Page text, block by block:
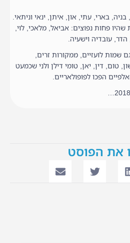
בארי, עתי, און, איתן, ינאי וניתאי.
פחות נפוצים: אביאל, מלאכי, לוי,
עובדיה וישעיה.
שמות לועזיים, ממקורות זרים,
טום, דין, יאן, טומי דילן ולני שכמעט
הפכו לפופולאריים.
את הפוסט